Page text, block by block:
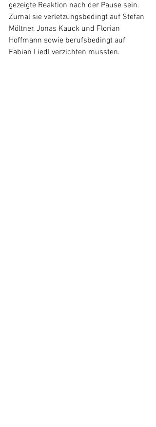
gezeigte Reaktion nach der Pause sein.
Zumal sie verletzungsbedingt auf Stefan
Möltner, Jonas Kauck und Florian
Hoffmann sowie berufsbedingt auf
Fabian Liedl verzichten mussten.